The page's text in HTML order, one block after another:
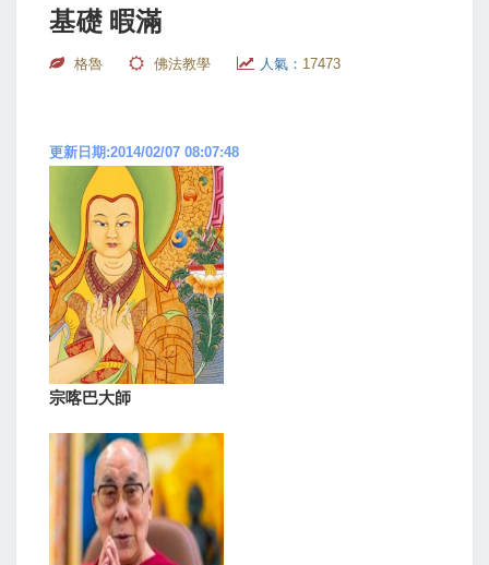
基礎 暇滿
格魯 佛法教學 人氣： 17473
更新日期:2014/02/07 08:07:48
宗喀巴大師